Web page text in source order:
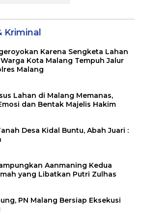
Kriminal
Karena Sengketa Lahan
Kota Malang Tempuh Jalur
Malang
Lahan di Malang Memanas,
dan Bentak Majelis Hakim
Desa Kidal Buntu, Abah Juari :
Aanmaning Kedua
yang Libatkan Putri Zulhas
PN Malang Bersiap Eksekusi